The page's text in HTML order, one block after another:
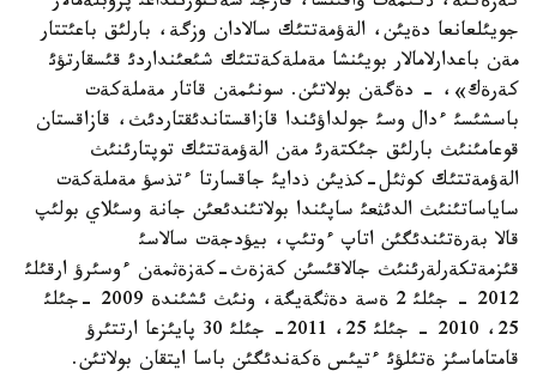
جويئلعانعا دةيئن، الةؤمةتتئك سالادان وزگة، بارلئق باعئتتار
مةن باعدارلامالار بويئنشا مةملةكةتتئك شئعئنداردئ قئسقارتؤئ
كةرةك»، - دةگةن بولاتئن. سونئمةن قاتار مةملةكةت
باسشئسئ ءدال وسئ جولداؤئندا قازاقستاندئقتاردئث، قازاقستان
قوعامئنئث بارلئق جئكتةرئ مةن الةؤمةتتئك توپتارئنئث
الةؤمةتتئك كوثئل-كذيئن ذدايئ جاقسارتا ءتذسؤ مةملةكةت
ساياساتئنئث الدئثعئ ساپئندا بولاتئندئعئن جانة وسئلاي بولئپ
قالا بةرةتئندئگئن اتاپ ءوتئپ، بيؤدجةت سالاسئ
قئزمةتكةرلةرئنئث جالاقئسئن كةزةث-كةزةثمةن ءوسئرؤ ارقئلئ
2012 - جئلئ 2 ةسة دةثگةيگة، ونئث ئشئندة 2009 -جئلئ
25، 2010 - جئلئ 25، 2011- جئلئ 30 پايئزعا ارتتئرؤ
قامتاماسئز ةتئلؤئ ءتيئس ةكةندئگئن باسا ايتقان بولاتئن.